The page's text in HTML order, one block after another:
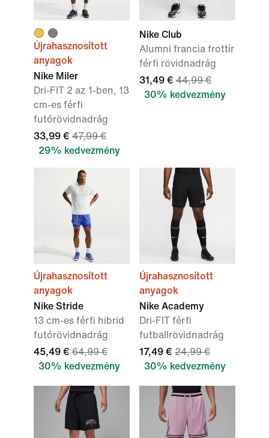
Újrahasznosított
anyagok
Nike Miler
Dri-FIT 2 az 1-ben, 13
cm-es férfi
futórövidnadrág
33,99 € 47,99 €
29% kedvezmény
Nike Club
Alumni francia frottír
férfi rövidnadrág
31,49 € 44,99 €
30% kedvezmény
Újrahasznosított
anyagok
Nike Stride
13 cm-es férfi hibrid
futórövidnadrág
45,49 € 64,99 €
30% kedvezmény
Újrahasznosított
anyagok
Nike Academy
Dri-FIT férfi
futballrövidnadrág
17,49 € 24,99 €
30% kedvezmény